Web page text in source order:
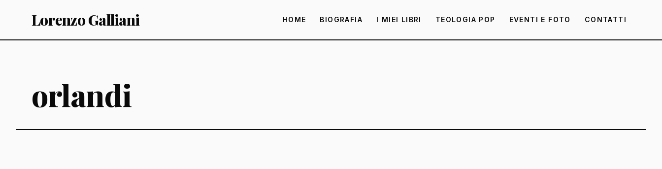
Lorenzo Galliani HOME BIOGRAFIA I MIEI LIBRI TEOLOGIA POP EVENTI E FOTO CONTATTI
orlandi